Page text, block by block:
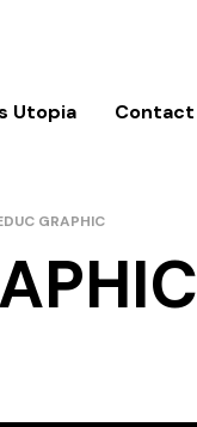
Utopia Contact
GRAPHIC